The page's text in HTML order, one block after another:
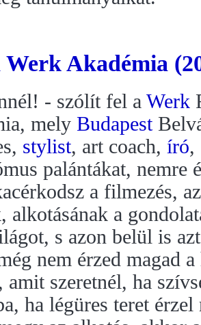
Werk Akadémia
- szólít fel a Werk
mely Budapest
stylist, art coach, író,
palántákat, nemre
a filmezés,
alkotásának a
s azon belül is
nem érzed magad
amit szeretnél, ha
ha légüres teret